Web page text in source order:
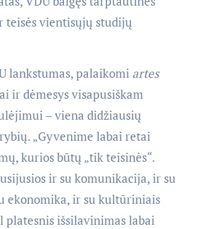
teisės vientisųjų studijų
lankstumas, palaikomi artes
ir dėmesys visapusiškam
– viena didžiausių
„Gyvenime labai retai
kurios būtų „tik teisinės“.
ir su komunikacija, ir su
ekonomika, ir su kultūriniais
platesnis išsilavinimas labai